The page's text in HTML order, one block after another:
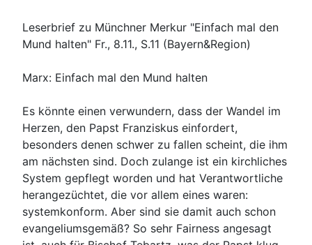
Leserbrief zu Münchner Merkur "Einfach mal den
Mund halten" Fr., 8.11., S.11 (Bayern&Region)
Marx: Einfach mal den Mund halten
Es könnte einen verwundern, dass der Wandel im
Herzen, den Papst Franziskus einfordert,
besonders denen schwer zu fallen scheint, die ihm
am nächsten sind. Doch zulange ist ein kirchliches
System gepflegt worden und hat Verantwortliche
herangezüchtet, die vor allem eines waren:
systemkonform. Aber sind sie damit auch schon
evangeliumsgemäß? So sehr Fairness angesagt